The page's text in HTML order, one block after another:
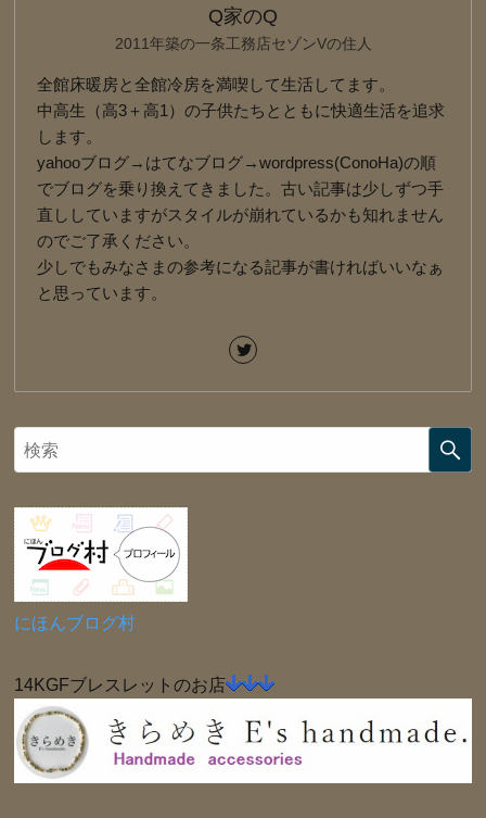
Q家のQ
2011年築の一条工務店セゾンVの住人
全館床暖房と全館冷房を満喫して生活してます。
中高生（高3＋高1）の子供たちとともに快適生活を追求
します。
yahooブログ→はてなブログ→wordpress(ConoHa)の順
でブログを乗り換えてきました。古い記事は少しずつ手
直ししていますがスタイルが崩れているかも知れません
のでご了承ください。
少しでもみなさまの参考になる記事が書ければいいなぁ
と思っています。
にほんブログ村
14KGFブレスレットのお店